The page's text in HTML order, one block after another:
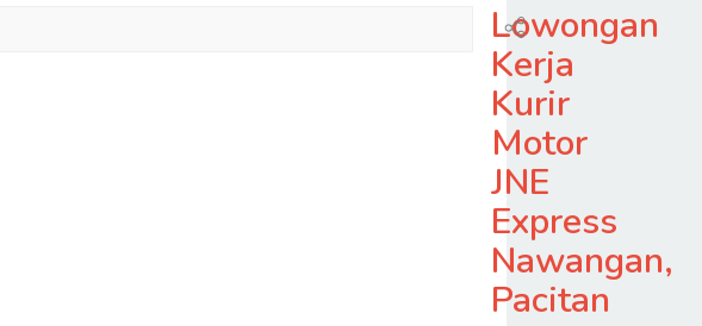
Lowongan
Kerja
Kurir
Motor
JNE
Express
Nawangan,
Pacitan